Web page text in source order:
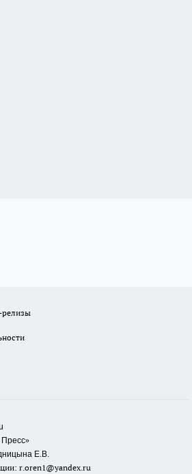
релизы
Пресс»
Е.В.
r.oren1@yandex.ru